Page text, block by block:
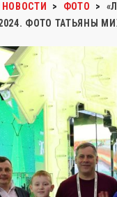
НОВОСТИ > ФОТО >
ФОТО ТАТЬЯНЫ